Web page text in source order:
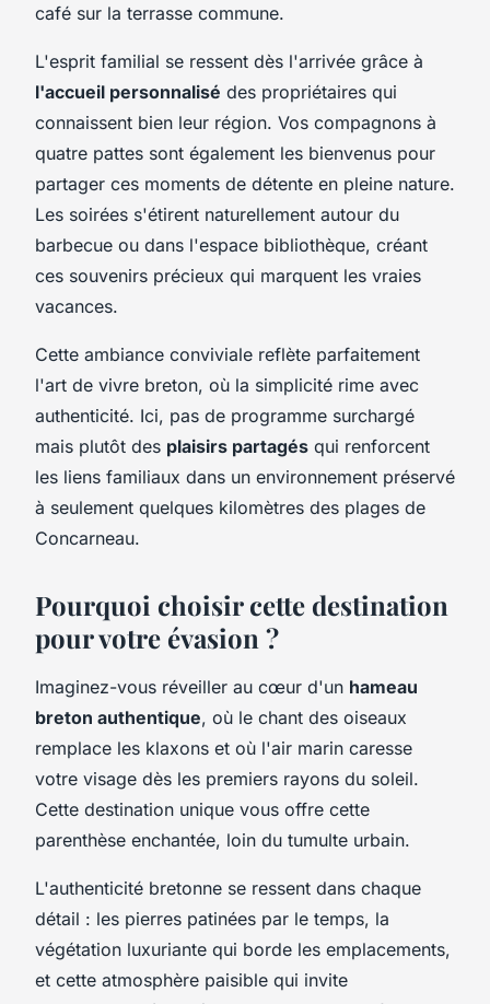
café sur la terrasse commune.
L'esprit familial se ressent dès l'arrivée grâce à
l'accueil personnalisé des propriétaires qui
connaissent bien leur région. Vos compagnons à
quatre pattes sont également les bienvenus pour
partager ces moments de détente en pleine nature.
Les soirées s'étirent naturellement autour du
barbecue ou dans l'espace bibliothèque, créant
ces souvenirs précieux qui marquent les vraies
vacances.
Cette ambiance conviviale reflète parfaitement
l'art de vivre breton, où la simplicité rime avec
authenticité. Ici, pas de programme surchargé
mais plutôt des plaisirs partagés qui renforcent
les liens familiaux dans un environnement préservé
à seulement quelques kilomètres des plages de
Concarneau.
Pourquoi choisir cette destination
pour votre évasion ?
Imaginez-vous réveiller au cœur d'un hameau
breton authentique, où le chant des oiseaux
remplace les klaxons et où l'air marin caresse
votre visage dès les premiers rayons du soleil.
Cette destination unique vous offre cette
parenthèse enchantée, loin du tumulte urbain.
L'authenticité bretonne se ressent dans chaque
détail : les pierres patinées par le temps, la
végétation luxuriante qui borde les emplacements,
et cette atmosphère paisible qui invite